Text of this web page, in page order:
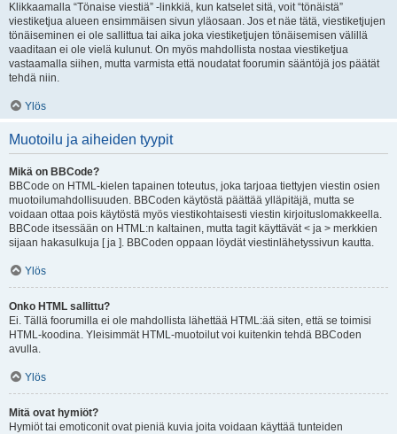
Klikkaamalla “Tönaise viestiä” -linkkiä, kun katselet sitä, voit “tönäistä”
viestiketjua alueen ensimmäisen sivun yläosaan. Jos et näe tätä, viestiketjujen
tönäiseminen ei ole sallittua tai aika joka viestiketjujen tönäisemisen välillä
vaaditaan ei ole vielä kulunut. On myös mahdollista nostaa viestiketjua
vastaamalla siihen, mutta varmista että noudatat foorumin sääntöjä jos päätät
tehdä niin.
Ylös
Muotoilu ja aiheiden tyypit
Mikä on BBCode?
BBCode on HTML-kielen tapainen toteutus, joka tarjoaa tiettyjen viestin osien
muotoilumahdollisuuden. BBCoden käytöstä päättää ylläpitäjä, mutta se
voidaan ottaa pois käytöstä myös viestikohtaisesti viestin kirjoituslomakkeella.
BBCode itsessään on HTML:n kaltainen, mutta tagit käyttävät < ja > merkkien
sijaan hakasulkuja [ ja ]. BBCoden oppaan löydät viestinlähetyssivun kautta.
Ylös
Onko HTML sallittu?
Ei. Tällä foorumilla ei ole mahdollista lähettää HTML:ää siten, että se toimisi
HTML-koodina. Yleisimmät HTML-muotoilut voi kuitenkin tehdä BBCoden
avulla.
Ylös
Mitä ovat hymiöt?
Hymiöt tai emoticonit ovat pieniä kuvia joita voidaan käyttää tunteiden